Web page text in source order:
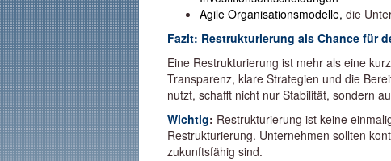
Agile Organisationsmodelle, die
Fazit: Restrukturierung als Chance für
Eine Restrukturierung ist mehr als eine
Transparenz, klare Strategien und die
nutzt, schafft nicht nur Stabilität, sondern
Wichtig: Restrukturierung ist keine
Restrukturierung. Unternehmen sollten
zukunftsfähig sind.